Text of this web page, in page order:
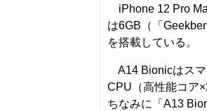
iPhone 12 Pro
は6GB（「
を搭載している。
A14 Bionicはスマ
CPU（高性能コア
ちなみに「A13